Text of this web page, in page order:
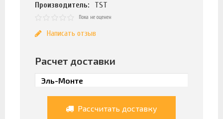
Производитель:
TST
Пока не оценен
Написать отзыв
Расчет доставки
Рассчитать доставку